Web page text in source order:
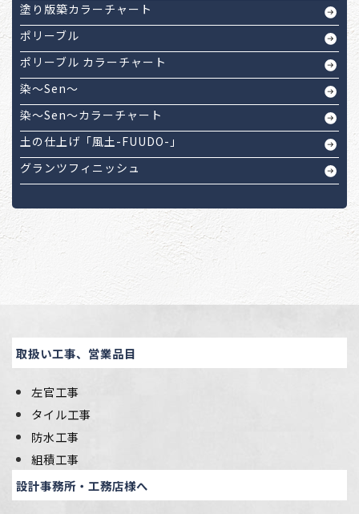
塗り版築カラーチャート
ポリーブル
ポリーブル カラーチャート
染～Sen～
染～Sen～カラーチャート
土の仕上げ「風土-FUUDO-」
グランツフィニッシュ
取扱い工事、営業品目
左官工事
タイル工事
防水工事
組積工事
設計事務所・工務店様へ